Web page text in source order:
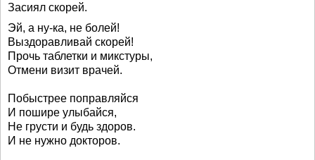
Засиял скорей.
Эй, а ну-ка, не болей!
Выздоравливай скорей!
Прочь таблетки и микстуры,
Отмени визит врачей.
Побыстрее поправляйся
И пошире улыбайся,
Не грусти и будь здоров.
И не нужно докторов.